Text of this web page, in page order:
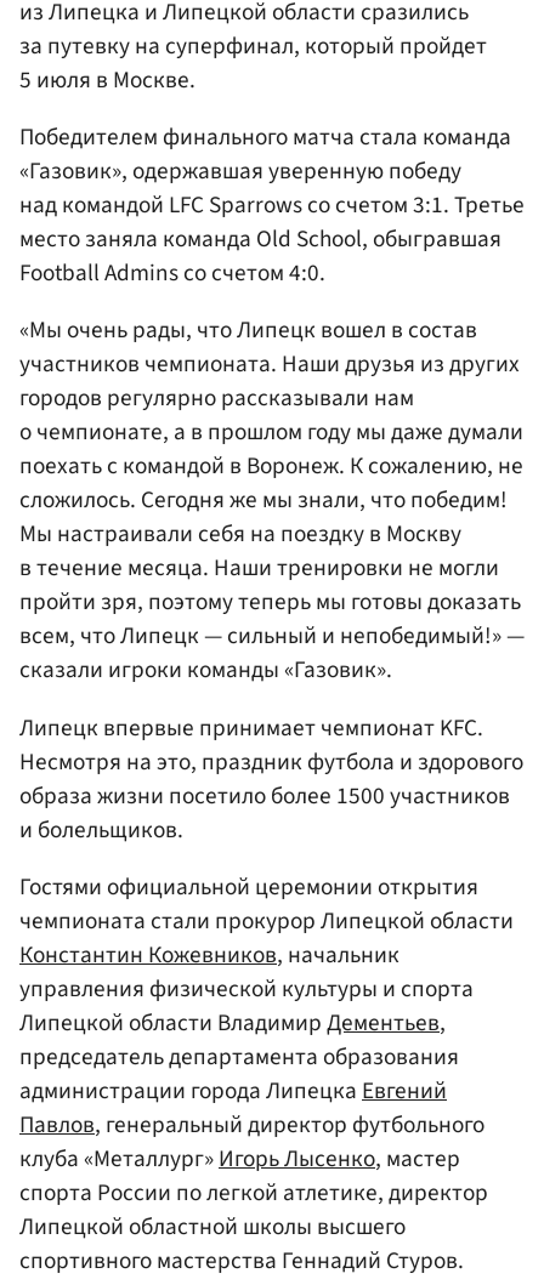
из Липецка и Липецкой области сразились
за путевку на суперфинал, который пройдет
5 июля в Москве.
Победителем финального матча стала команда
«Газовик», одержавшая уверенную победу
над командой LFC Sparrows со счетом 3:1. Третье
место заняла команда Old School, обыгравшая
Football Admins со счетом 4:0.
«Мы очень рады, что Липецк вошел в состав
участников чемпионата. Наши друзья из других
городов регулярно рассказывали нам
о чемпионате, а в прошлом году мы даже думали
поехать с командой в Воронеж. К сожалению, не
сложилось. Сегодня же мы знали, что победим!
Мы настраивали себя на поездку в Москву
в течение месяца. Наши тренировки не могли
пройти зря, поэтому теперь мы готовы доказать
всем, что Липецк — сильный и непобедимый!» —
сказали игроки команды «Газовик».
Липецк впервые принимает чемпионат KFC.
Несмотря на это, праздник футбола и здорового
образа жизни посетило более 1500 участников
и болельщиков.
Гостями официальной церемонии открытия
чемпионата стали прокурор Липецкой области
Константин Кожевников, начальник
управления физической культуры и спорта
Липецкой области ВладимирДементьев,
председатель департамента образования
администрации города ЛипецкаЕвгений
Павлов, генеральный директор футбольного
клуба «Металлург»Игорь Лысенко, мастер
спорта России по легкой атлетике, директор
Липецкой областной школы высшего
спортивного мастерства Геннадий Стуров.